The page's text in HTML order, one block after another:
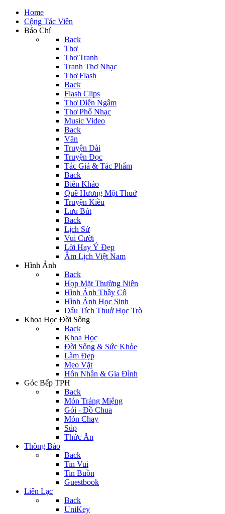
Home
Cộng Tác Viên
Báo Chí
Back
Thơ
Thơ Tranh
Tranh Thơ Nhạc
Thơ Flash
Back
Flash Clips
Thơ Diễn Ngâm
Thơ Phổ Nhạc
Music Video
Back
Văn
Truyện Dài
Truyện Đọc
Tác Giả & Tác Phẩm
Back
Biên Khảo
Quê Hương Một Thuở
Truyện Kiều
Lưu Bút
Back
Lịch Sử
Vui Cười
Lời Hay Ý Đẹp
Âm Lịch Việt Nam
Hình Ảnh
Back
Họp Mặt Thường Niên
Hình Ảnh Thầy Cô
Hình Ảnh Học Sinh
Dấu Tích Thuở Học Trò
Khoa Học Đời Sống
Back
Khoa Học
Đời Sống & Sức Khỏe
Làm Đẹp
Mẹo Vặt
Hôn Nhân & Gia Đình
Góc Bếp TPH
Back
Món Tráng Miệng
Gỏi - Đồ Chua
Món Chay
Súp
Thức Ăn
Thông Báo
Back
Tin Vui
Tin Buồn
Guestbook
Liên Lạc
Back
UniKey